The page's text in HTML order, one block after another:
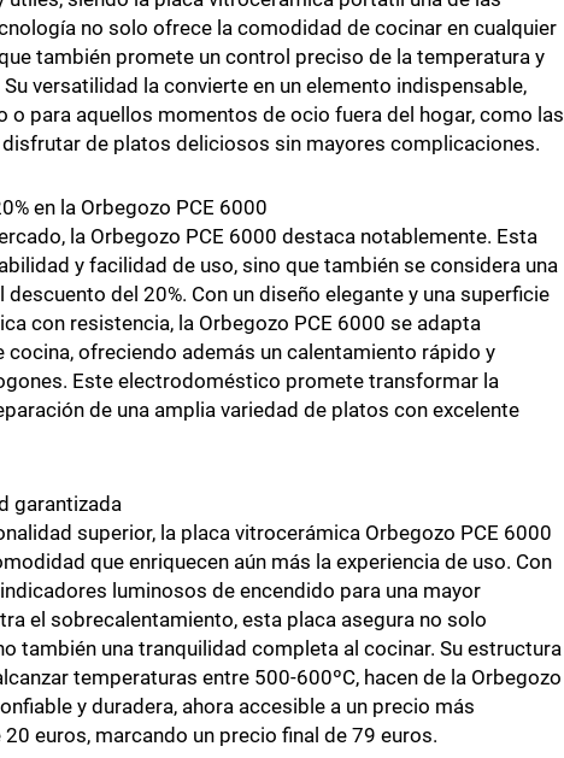
no solo ofrece la comodidad de cocinar en cualquier
también promete un control preciso de la temperatura y
versatilidad la convierte en un elemento indispensable,
para aquellos momentos de ocio fuera del hogar, como las
de platos deliciosos sin mayores complicaciones.
en la Orbegozo PCE 6000
la Orbegozo PCE 6000 destaca notablemente. Esta
y facilidad de uso, sino que también se considera una
del 20%. Con un diseño elegante y una superficie
con resistencia, la Orbegozo PCE 6000 se adapta
ofreciendo además un calentamiento rápido y
Este electrodoméstico promete transformar la
de una amplia variedad de platos con excelente
garantizada
superior, la placa vitrocerámica Orbegozo PCE 6000
que enriquecen aún más la experiencia de uso. Con
luminosos de encendido para una mayor
el sobrecalentamiento, esta placa asegura no solo
también una tranquilidad completa al cocinar. Su estructura
temperaturas entre 500-600ºC, hacen de la Orbegozo
y duradera, ahora accesible a un precio más
euros, marcando un precio final de 79 euros.